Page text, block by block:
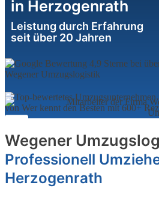
in Herzogenrath
Leistung durch Erfahrung
seit über 20 Jahren
Wegener
Professionell
Herzogenrath